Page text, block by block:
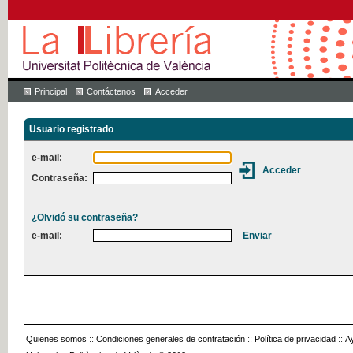
Principal Contáctenos Acceder
Usuario registrado
e-mail:
Contraseña:
¿Olvidó su contraseña?
e-mail:
Quienes somos :: Condiciones generales de contratación :: Política de privacidad ::